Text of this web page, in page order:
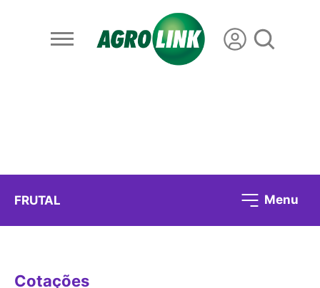
FRUTAL Menu
Cotações